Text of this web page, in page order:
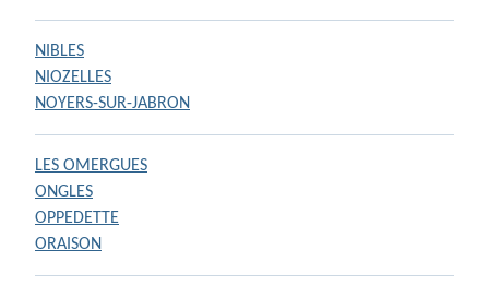
NIBLES
NIOZELLES
NOYERS-SUR-JABRON
LES OMERGUES
ONGLES
OPPEDETTE
ORAISON